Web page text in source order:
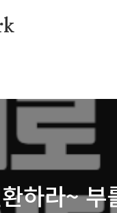
하라~